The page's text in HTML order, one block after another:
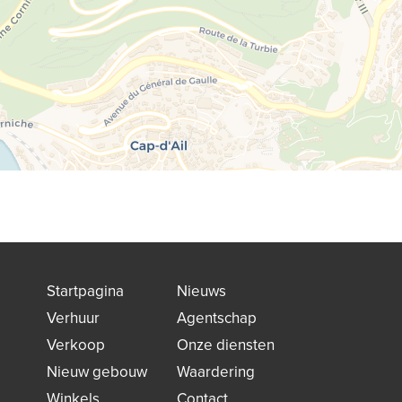
Startpagina
Verhuur
Verkoop
Nieuw gebouw
Nieuws
Agentschap
Onze diensten
Waardering